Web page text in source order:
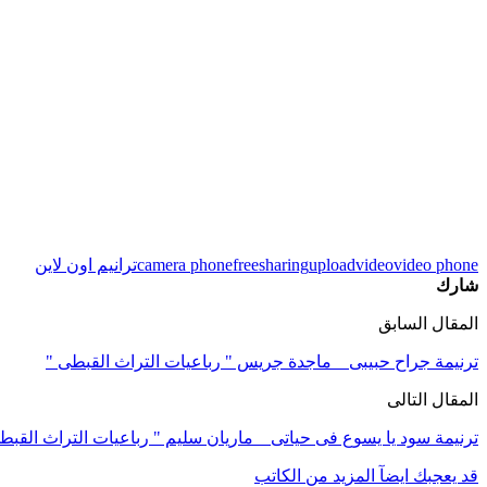
camera phonefreesharinguploadvideovideo phone
ترانيم اون لاين
شارك
المقال السابق
ترنيمة جراح حبيبى _ ماجدة جريس " رباعيات التراث القبطى "
المقال التالى
ترنيمة سود يا يسوع فى حياتى _ ماريان سليم " رباعيات التراث
قد يعجبك ايضآ المزيد من الكاتب